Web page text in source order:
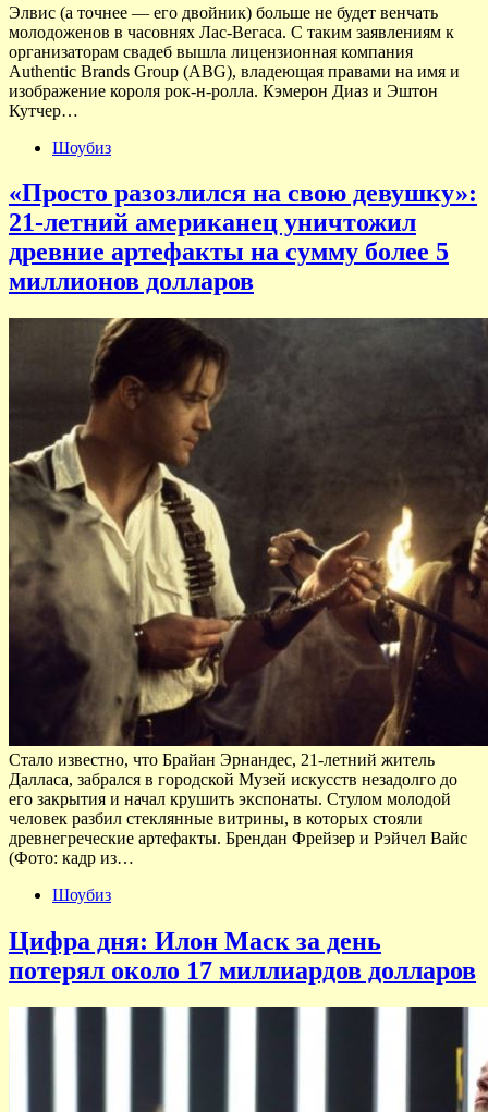
Элвис (а точнее — его двойник) больше не будет венчать
молодоженов в часовнях Лас-Вегаса. С таким заявлениям к
организаторам свадеб вышла лицензионная компания
Authentic Brands Group (ABG), владеющая правами на имя и
изображение короля рок-н-ролла. Кэмерон Диаз и Эштон
Кутчер…
Шоубиз
«Просто разозлился на свою девушку»:
21-летний американец уничтожил
древние артефакты на сумму более 5
миллионов долларов
Стало известно, что Брайан Эрнандес, 21-летний житель
Далласа, забрался в городской Музей искусств незадолго до
его закрытия и начал крушить экспонаты. Стулом молодой
человек разбил стеклянные витрины, в которых стояли
древнегреческие артефакты. Брендан Фрейзер и Рэйчел Вайс
(Фото: кадр из…
Шоубиз
Цифра дня: Илон Маск за день
потерял около 17 миллиардов долларов